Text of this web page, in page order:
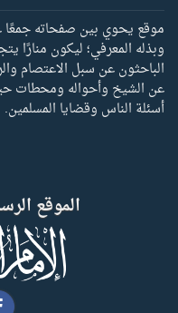
موقع يحوي بين صفحاته جمعًا
وبذله المعرفي؛ ليكون منارًا
الباحثون عن سبل الاعتصام
عن الشيخ وأحواله ومحطات
أسئلة الناس وقضايا المسلمين.
الموقع